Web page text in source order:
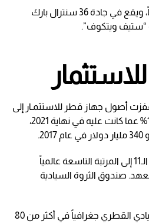
ويتكون الفندق من 46 طابقاً، ويقع في جادة 36 سنترال بارك
“ستيف ويتكوف”.
العام الماضي 2022، قفزت أصول جهاز قطر للاستثمـار إلى
461 مليار دولار، بزيادة نحو. 13% عما كانت عليه في نهاية 2021،
كما انتقل الجهاز من المرتبة الـ11 إلى المرتبة التاسعة عالمياً
معهد. صندوق الثروة السيادية
وتتوزع أصول الصندوق السيادي القطري جغرافياً في أكثر من 80